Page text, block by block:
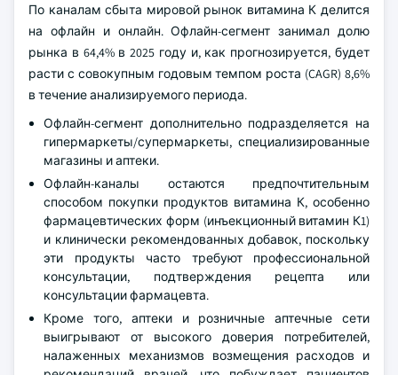
По каналам сбыта мировой рынок витамина К делится
на офлайн и онлайн. Офлайн-сегмент занимал долю
рынка в 64,4% в 2025 году и, как прогнозируется, будет
расти с совокупным годовым темпом роста (CAGR) 8,6%
в течение анализируемого периода.
Офлайн-сегмент дополнительно подразделяется на
гипермаркеты/супермаркеты, специализированные
магазины и аптеки.
Офлайн-каналы остаются предпочтительным
способом покупки продуктов витамина К, особенно
фармацевтических форм (инъекционный витамин К1)
и клинически рекомендованных добавок, поскольку
эти продукты часто требуют профессиональной
консультации, подтверждения рецепта или
консультации фармацевта.
Кроме того, аптеки и розничные аптечные сети
выигрывают от высокого доверия потребителей,
налаженных механизмов возмещения расходов и